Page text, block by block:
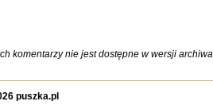
komentarzy nie jest dostępne w wersji
puszka.pl